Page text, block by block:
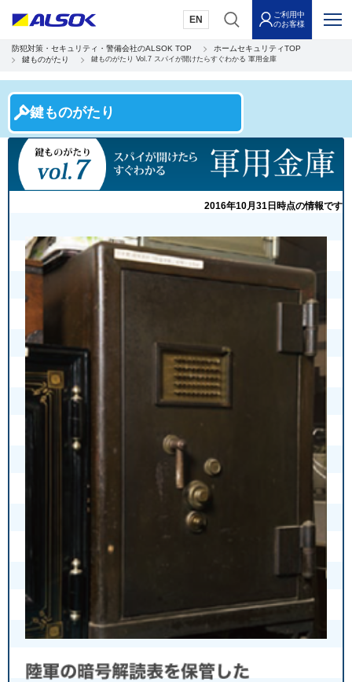
EN
ご利用中
のお客様
防犯対策・セキュリティ・警備会社のALSOK TOP
ホームセキュリティTOP
鍵ものがたり
鍵ものがたり Vol.7 スパイが開けたらすぐわかる 軍用金庫
鍵ものがたり
2016年10月31日時点の情報です